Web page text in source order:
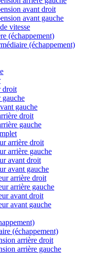
avant droit
avant gauche
vitesse
(échappement)
(échappement)
droit
gauche
gauche
droit
gauche
arrière droit
arrière gauche
avant droit
avant gauche
arrière droit
arrière gauche
avant droit
avant gauche
(échappement)
arrière droit
arrière gauche